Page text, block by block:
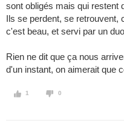
sont obligés mais qui restent
Ils se perdent, se retrouvent,
c'est beau, et servi par un
Rien ne dit que ça nous
d'un instant, on aimerait que
1 0